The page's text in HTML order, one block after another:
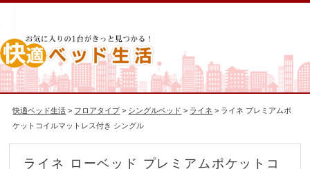
快適ベッド生活 > フロアタイプ > シングルベッド > ライネ > ライネ プレミアムポ
ケットコイルマットレス付き シングル
ライネ ローベッド プレミアムポケットコ